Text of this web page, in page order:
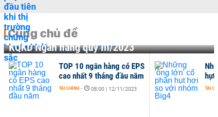
Cùng chủ đề
KQKD Ngân hàng quý III/2023
TOP 10 ngân hàng có EPS
cao nhất 9 tháng đầu năm
TÀI CHÍNH - 08:00 | 12/11/2023
hụt
TÀI